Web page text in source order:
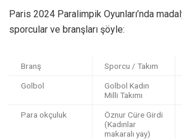
Paris 2024 Paralimpik Oyunları’nda
sporcular ve branşları şöyle:
Branş Sporcu / Takım
Golbol
Golbol Kadın
Milli Takımı
Para okçuluk
Öznur Cüre Girdi
(Kadınlar
makaralı yay)